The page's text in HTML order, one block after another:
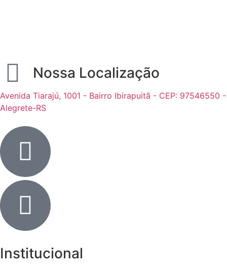
Nossa Localização
Avenida Tiarajú, 1001 - Bairro Ibirapuitã - CEP: 97546550 -
Alegrete-RS
Institucional